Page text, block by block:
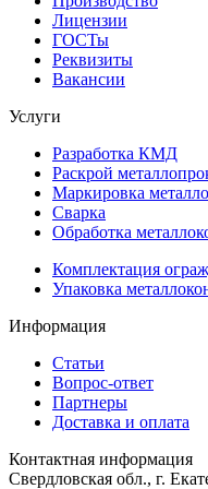
Лицензии
ГОСТы
Реквизиты
Вакансии
Услуги
Разработка КМД
Раскрой
Маркировка
Сварка
Обработка
Комплектация
Упаковка
Информация
Статьи
Вопрос-ответ
Партнеры
Доставка и оплата
Контактная информация
Свердловская обл., г.